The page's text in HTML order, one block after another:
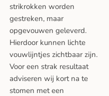
strikrokken worden
gestreken, maar
opgevouwen geleverd.
Hierdoor kunnen lichte
vouwlijntjes zichtbaar zijn.
Voor een strak resultaat
adviseren wij kort na te
stomen met een